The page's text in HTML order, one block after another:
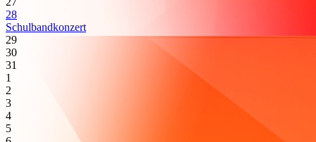
28
Schulbandkonzert
29
30
31
1
2
3
4
5